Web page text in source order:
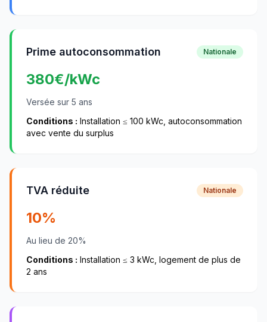
Prime autoconsommation Nationale
380€/kWc
Versée sur 5 ans
Conditions : Installation ≤ 100 kWc, autoconsommation
avec vente du surplus
TVA réduite Nationale
10%
Au lieu de 20%
Conditions : Installation ≤ 3 kWc, logement de plus de
2 ans